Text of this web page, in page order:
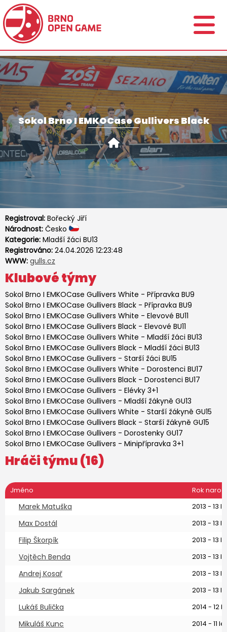
Sokol Brno I EMKOCase Gullivers Black
Registroval: Bořecký Jiří
Národnost: Česko
Kategorie: Mladší žáci BU13
Registrováno: 24.04.2026 12:23:48
WWW: gulls.cz
Klubové týmy
Sokol Brno I EMKOCase Gullivers White - Přípravka BU9
Sokol Brno I EMKOCase Gullivers Black - Přípravka BU9
Sokol Brno I EMKOCase Gullivers White - Elevové BU11
Sokol Brno I EMKOCase Gullivers Black - Elevové BU11
Sokol Brno I EMKOCase Gullivers White - Mladší žáci BU13
Sokol Brno I EMKOCase Gullivers Black - Mladší žáci BU13
Sokol Brno I EMKOCase Gullivers - Starší žáci BU15
Sokol Brno I EMKOCase Gullivers White - Dorostenci BU17
Sokol Brno I EMKOCase Gullivers Black - Dorostenci BU17
Sokol Brno I EMKOCase Gullivers - Elévky 3+1
Sokol Brno I EMKOCase Gullivers - Mladší žákyně GU13
Sokol Brno I EMKOCase Gullivers White - Starší žákyně GU15
Sokol Brno I EMKOCase Gullivers Black - Starší žákyně GU15
Sokol Brno I EMKOCase Gullivers - Dorostenky GU17
Sokol Brno I EMKOCase Gullivers - Minipřípravka 3+1
Hráči týmu (16)
Jméno Rok
Marek Matuška 2013 - 13
Max Dostál 2013 - 13
Filip Škorpík 2013 - 13
Vojtěch Benda 2013 - 13
Andrej Kosař 2013 - 13
Jakub Sargánek 2013 - 13
Lukáš Bulička 2014 - 12
Mikuláš Kunc 2014 - 11 let